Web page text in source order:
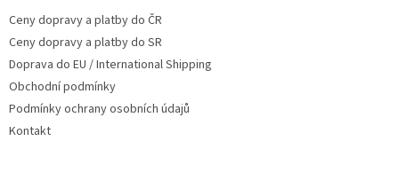
Ceny dopravy a platby do ČR
Ceny dopravy a platby do SR
Doprava do EU / International Shipping
Obchodní podmínky
Podmínky ochrany osobních údajů
Kontakt